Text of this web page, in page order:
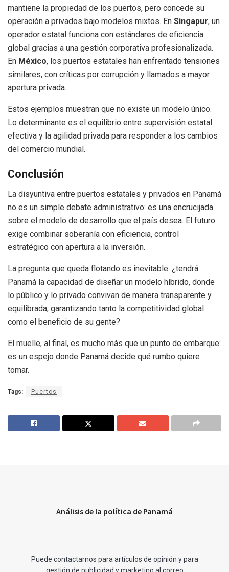
mantiene la propiedad de los puertos, pero concede su
operación a privados bajo modelos mixtos. En Singapur, un
operador estatal funciona con estándares de eficiencia
global gracias a una gestión corporativa profesionalizada.
En México, los puertos estatales han enfrentado tensiones
similares, con críticas por corrupción y llamados a mayor
apertura privada.
Estos ejemplos muestran que no existe un modelo único.
Lo determinante es el equilibrio entre supervisión estatal
efectiva y la agilidad privada para responder a los cambios
del comercio mundial.
Conclusión
La disyuntiva entre puertos estatales y privados en Panamá
no es un simple debate administrativo: es una encrucijada
sobre el modelo de desarrollo que el país desea. El futuro
exige combinar soberanía con eficiencia, control
estratégico con apertura a la inversión.
La pregunta que queda flotando es inevitable: ¿tendrá
Panamá la capacidad de diseñar un modelo híbrido, donde
lo público y lo privado convivan de manera transparente y
equilibrada, garantizando tanto la competitividad global
como el beneficio de su gente?
El muelle, al final, es mucho más que un punto de embarque:
es un espejo donde Panamá decide qué rumbo quiere
tomar.
Tags: Puertos
Análisis de la política de Panamá
Puede contactarnos para artículos de opinión y para